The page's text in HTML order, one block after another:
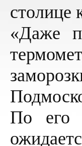
столице
«Даже
По его